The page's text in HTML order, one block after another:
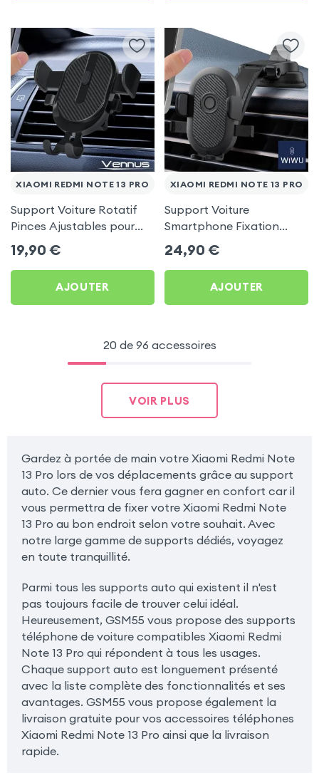
XIAOMI REDMI NOTE 13 PRO
Support Voiture Rotatif
Pinces Ajustables pour
Xiaomi Redmi Note 13 Pro
19,90 €
AJOUTER
XIAOMI REDMI NOTE 13 PRO
Support Voiture
Smartphone Fixation
Ventouse Noir, Wiwu pour
Xiaomi Redmi Note 13 Pro
24,90 €
AJOUTER
20 de 96 accessoires
VOIR PLUS
Gardez à portée de main votre Xiaomi Redmi Note
13 Pro lors de vos déplacements grâce au support
auto. Ce dernier vous fera gagner en confort car il
vous permettra de fixer votre Xiaomi Redmi Note
13 Pro au bon endroit selon votre souhait. Avec
notre large gamme de supports dédiés, voyagez
en toute tranquillité.
Parmi tous les supports auto qui existent il n'est
pas toujours facile de trouver celui idéal.
Heureusement, GSM55 vous propose des supports
téléphone de voiture compatibles Xiaomi Redmi
Note 13 Pro qui répondent à tous les usages.
Chaque support auto est longuement présenté
avec la liste complète des fonctionnalités et ses
avantages. GSM55 vous propose également la
livraison gratuite pour vos accessoires téléphones
Xiaomi Redmi Note 13 Pro ainsi que la livraison
rapide.